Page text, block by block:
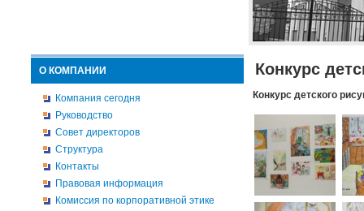
О КОМПАНИИ
Компания сегодня
Руководство
Совет директоров
Структура
Контакты
Правовая информация
Комиссия по корпоративной этике
Конкурс
Конкурс детского